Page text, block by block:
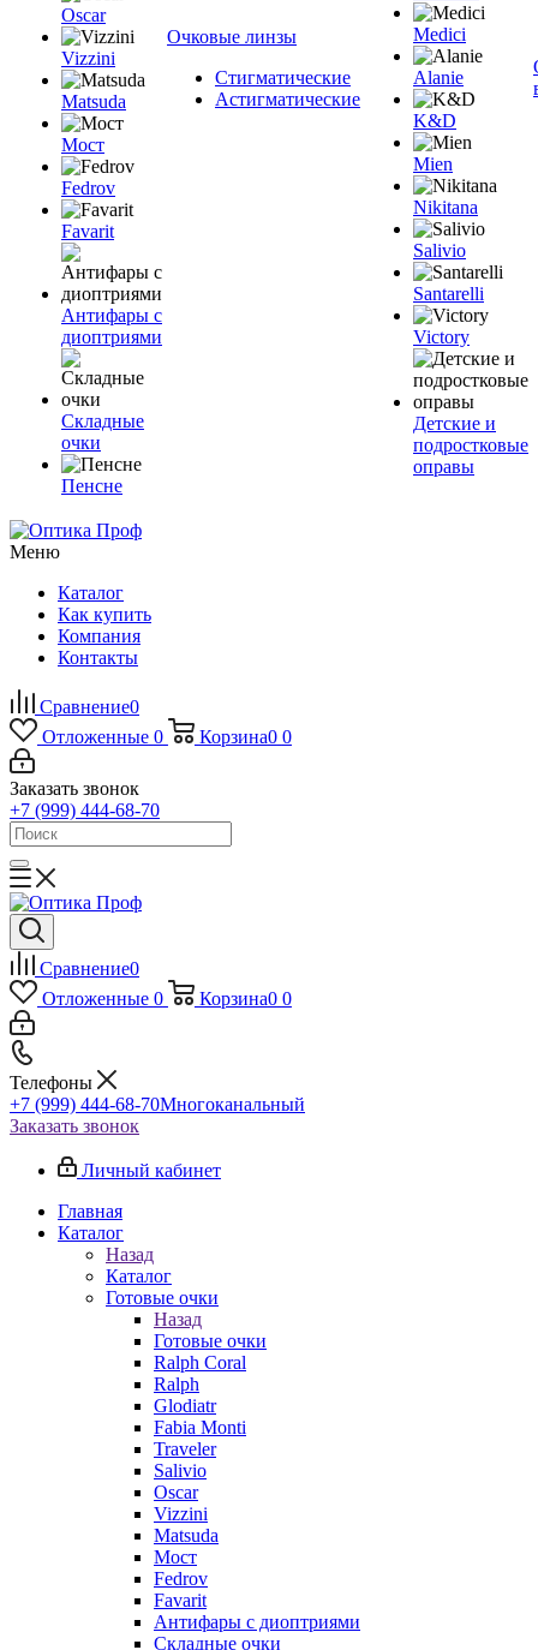
Oscar
Vizzini
Matsuda
Мост
Fedrov
Favarit
Антифары с
диоптриями
Складные
очки
Пенсне
Очковые линзы
Стигматические
Астигматические
Medici
Alanie
K&D
Mien
Nikitana
Salivio
Santarelli
Victory
Детские и
подростковые
оправы
Меню
Каталог
Как купить
Компания
Контакты
Сравнение0
Отложенные 0 Корзина0 0
Заказать звонок
+7 (999) 444-68-70
Сравнение0
Отложенные 0 Корзина0 0
Телефоны
+7 (999) 444-68-70Многоканальный
Заказать звонок
Личный кабинет
Главная
Каталог
Назад
Каталог
Готовые очки
Назад
Готовые очки
Ralph Coral
Ralph
Glodiatr
Fabia Monti
Traveler
Salivio
Oscar
Vizzini
Matsuda
Мост
Fedrov
Favarit
Антифары с диоптриями
Складные очки